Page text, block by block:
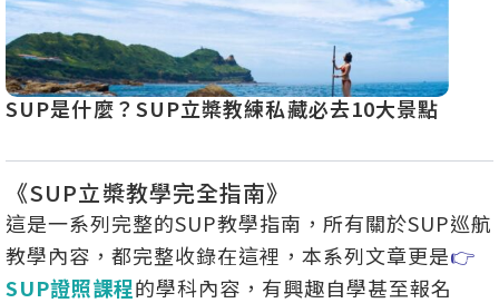
SUP是什麼？SUP立槳教練私藏必去10大景點
《SUP立槳教學完全指南》
這是一系列完整的SUP教學指南，所有關於SUP巡航
教學內容，都完整收錄在這裡，本系列文章更是👉
SUP證照課程的學科內容，有興趣自學甚至報名